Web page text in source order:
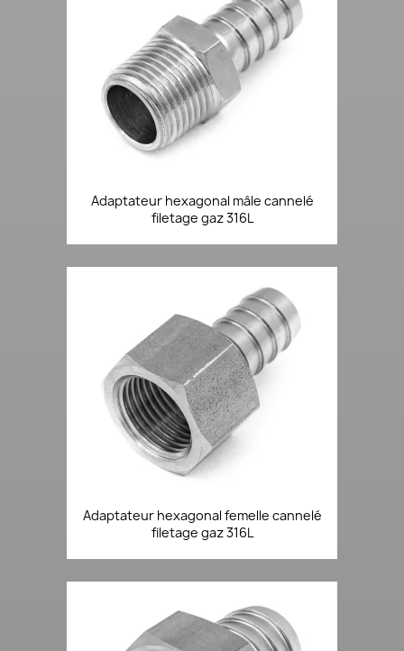
Adaptateur hexagonal mâle cannelé
filetage gaz 316L
Adaptateur hexagonal femelle cannelé
filetage gaz 316L